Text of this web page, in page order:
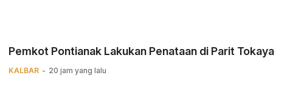
Pemkot Pontianak Lakukan Penataan di Parit Tokaya
KALBAR 20 jam yang lalu